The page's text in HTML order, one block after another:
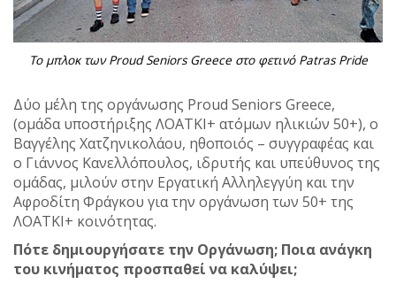
Το μπλοκ των Proud Seniors Greece στο φετινό Patras Pride
Δύο μέλη της οργάνωσης Proud Seniors Greece,
(ομάδα υποστήριξης ΛΟΑΤΚΙ+ ατόμων ηλικιών 50+), ο
Βαγγέλης Χατζηνικολάου, ηθοποιός – συγγραφέας και
ο Γιάννος Κανελλόπουλος, ιδρυτής και υπεύθυνος της
ομάδας, μιλούν στην Εργατική Αλληλεγγύη και την
Αφροδίτη Φράγκου για την οργάνωση των 50+ της
ΛΟΑΤΚΙ+ κοινότητας.
Πότε δημιουργήσατε την Οργάνωση; Ποια ανάγκη
του κινήματος προσπαθεί να καλύψει;